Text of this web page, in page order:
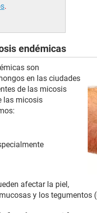
.
endémicas
son
en las ciudades
de las micosis
las micosis
afectar la piel,
y los tegumentos